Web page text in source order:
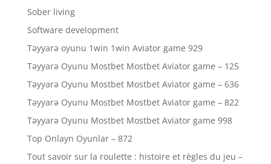
Sober living
Software development
Təyyarə oyunu 1win 1win Aviator game 929
Təyyarə Oyunu Mostbet Mostbet Aviator game – 125
Təyyarə Oyunu Mostbet Mostbet Aviator game – 636
Təyyarə Oyunu Mostbet Mostbet Aviator game – 822
Təyyarə Oyunu Mostbet Mostbet Aviator game 998
Top Onlayn Oyunlar – 872
Tout savoir sur la roulette : histoire et règles du jeu –